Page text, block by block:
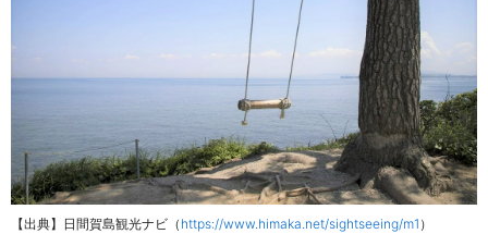
【出典】日間賀島観光ナビ（ https://www.himaka.net/sightseeing/m1 ）